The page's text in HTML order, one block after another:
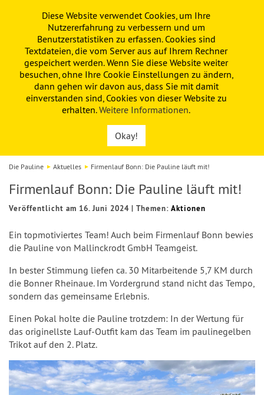
PAULINE KITA FÖRDERVEREIN
Die Pauline Aktuelles Firmenlauf Bonn: Die Pauline läuft mit!
Firmenlauf Bonn: Die Pauline läuft mit!
Veröffentlicht am 16. Juni 2024 | Themen: Aktionen
Ein topmotiviertes Team! Auch beim Firmenlauf Bonn bewies
die Pauline von Mallinckrodt GmbH Teamgeist.
In bester Stimmung liefen ca. 30 Mitarbeitende 5,7 KM durch
die Bonner Rheinaue. Im Vordergrund stand nicht das Tempo,
sondern das gemeinsame Erlebnis.
Einen Pokal holte die Pauline trotzdem: In der Wertung für
das originellste Lauf-Outfit kam das Team im paulinegelben
Trikot auf den 2. Platz.
Diese Website verwendet Cookies, um Ihre
Nutzererfahrung zu verbessern und um
Benutzerstatistiken zu erfassen. Cookies sind
Textdateien, die vom Server aus auf Ihrem Rechner
gespeichert werden. Wenn Sie diese Website weiter
besuchen, ohne Ihre Cookie Einstellungen zu ändern,
dann gehen wir davon aus, dass Sie mit damit
einverstanden sind, Cookies von dieser Website zu
erhalten.Weitere Informationen.
Okay!